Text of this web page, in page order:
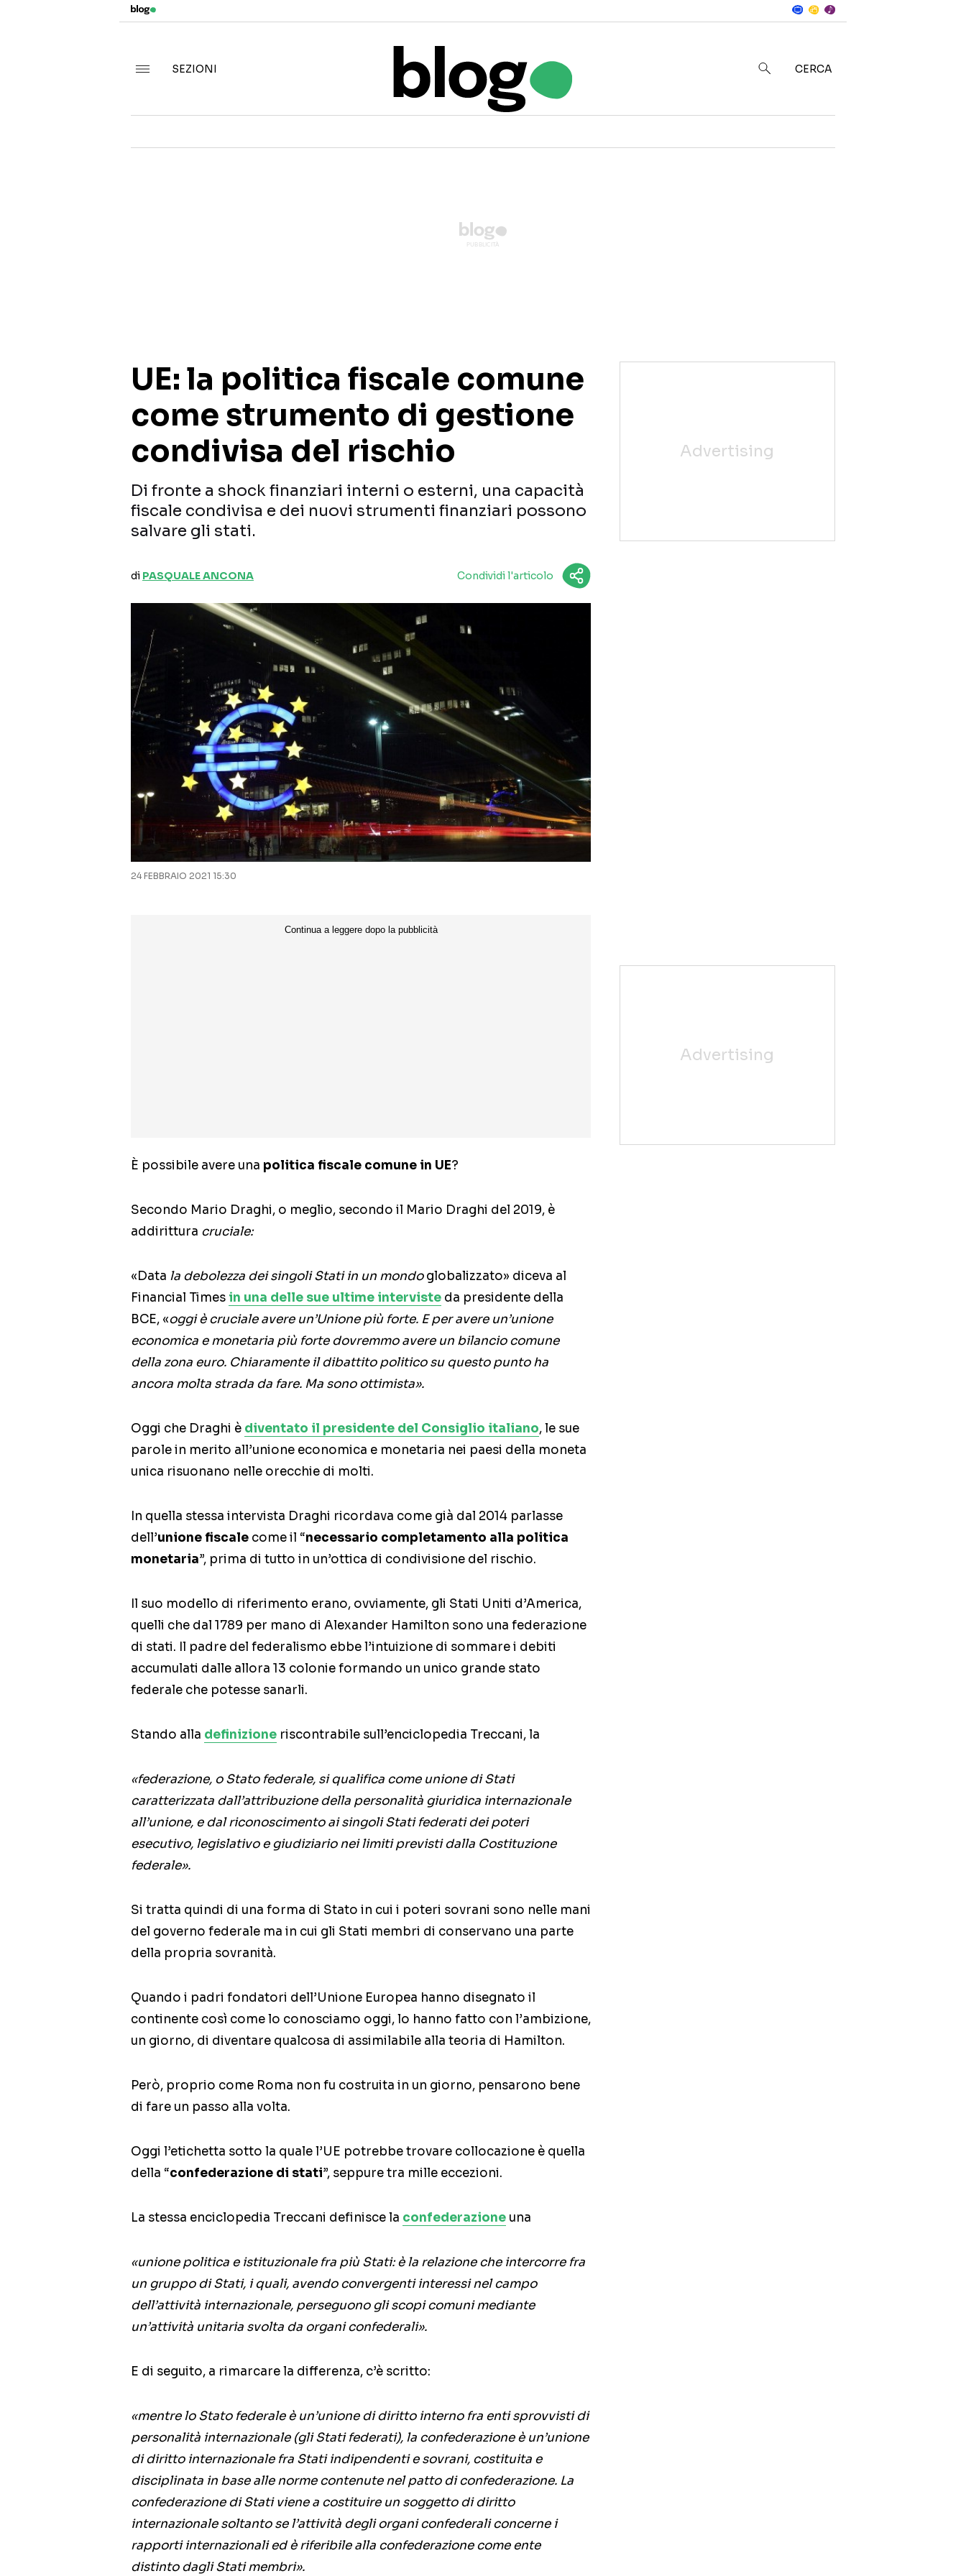
SEZIONI
CERCA
UE: la politica fiscale comune
come strumento di gestione
condivisa del rischio
Di fronte a shock finanziari interni o esterni, una capacità
fiscale condivisa e dei nuovi strumenti finanziari possono
salvare gli stati.
di PASQUALE ANCONA Condividi l'articolo
24 FEBBRAIO 2021 15:30
È possibile avere una politica fiscale comune in UE?
Secondo Mario Draghi, o meglio, secondo il Mario Draghi del 2019, è
addirittura cruciale:
«Data la debolezza dei singoli Stati in un mondoglobalizzato» diceva al
Financial Times in una delle sue ultime interviste da presidente della
BCE, «oggi è cruciale avere un’Unione più forte. E per avere un’unione
economica e monetaria più forte dovremmo avere un bilancio comune
della zona euro. Chiaramente il dibattito politico su questo punto ha
ancora molta strada da fare. Ma sono ottimista».
Oggi che Draghi è diventato il presidente del Consiglio italiano, le sue
parole in merito all’unione economica e monetaria nei paesi della moneta
unica risuonano nelle orecchie di molti.
In quella stessa intervista Draghi ricordava come già dal 2014 parlasse
dell’unione fiscale come il “necessario completamento alla politica
monetaria”, prima di tutto in un’ottica di condivisione del rischio.
Il suo modello di riferimento erano, ovviamente, gli Stati Uniti d’America,
quelli che dal 1789 per mano di Alexander Hamilton sono una federazione
di stati. Il padre del federalismo ebbe l’intuizione di sommare i debiti
accumulati dalle allora 13 colonie formando un unico grande stato
federale che potesse sanarli.
Stando alla definizione riscontrabile sull’enciclopedia Treccani, la
«federazione, o Stato federale, si qualifica come unione di Stati
caratterizzata dall’attribuzione della personalità giuridica internazionale
all’unione, e dal riconoscimento ai singoli Stati federati dei poteri
esecutivo, legislativo e giudiziario nei limiti previsti dalla Costituzione
federale».
Si tratta quindi di una forma di Stato in cui i poteri sovrani sono nelle mani
del governo federale ma in cui gli Stati membri di conservano una parte
della propria sovranità.
Quando i padri fondatori dell’Unione Europea hanno disegnato il
continente così come lo conosciamo oggi, lo hanno fatto con l’ambizione,
un giorno, di diventare qualcosa di assimilabile alla teoria di Hamilton.
Però, proprio come Roma non fu costruita in un giorno, pensarono bene
di fare un passo alla volta.
Oggi l’etichetta sotto la quale l’UE potrebbe trovare collocazione è quella
della “confederazione di stati”, seppure tra mille eccezioni.
La stessa enciclopedia Treccani definisce la confederazione una
«unione politica e istituzionale fra più Stati: è la relazione che intercorre fra
un gruppo di Stati, i quali, avendo convergenti interessi nel campo
dell’attività internazionale, perseguono gli scopi comuni mediante
un’attività unitaria svolta da organi confederali».
E di seguito, a rimarcare la differenza, c’è scritto:
«mentre lo Stato federale è un’unione di diritto interno fra enti sprovvisti di
personalità internazionale (gli Stati federati), la confederazione è un’unione
di diritto internazionale fra Stati indipendenti e sovrani, costituita e
disciplinata in base alle norme contenute nel patto di confederazione. La
confederazione di Stati viene a costituire un soggetto di diritto
internazionale soltanto se l’attività degli organi confederali concerne i
rapporti internazionali ed è riferibile alla confederazione come ente
distinto dagli Stati membri».